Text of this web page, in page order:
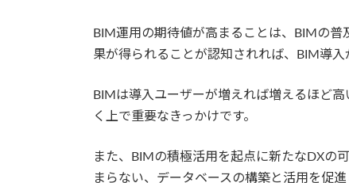
BIM運用の期待値が高まることは、BIMの
果が得られることが認知されれば、BIM導
BIMは導入ユーザーが増えれば増えるほど
く上で重要なきっかけです。
また、BIMの積極活用を起点に新たなDXの
まらない、データベースの構築と活用を促